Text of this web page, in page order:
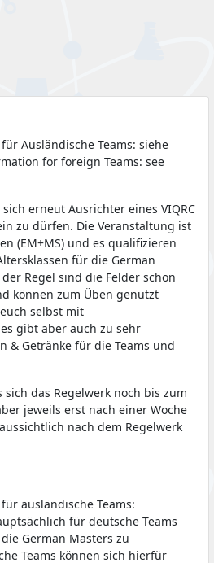
Ausländische Teams: siehe
for foreign Teams: see
erneut Ausrichter eines VIQRC
zu dürfen. Die Veranstaltung ist
(EM+MS) und es qualifizieren
für die German
Regel sind die Felder schon
können zum Üben genutzt
selbst mit
gibt aber auch zu sehr
& Getränke für die Teams und
das Regelwerk noch bis zum
jeweils erst nach einer Woche
nach dem Regelwerk
ausländische Teams:
für deutsche Teams
German Masters zu
Teams können sich hierfür